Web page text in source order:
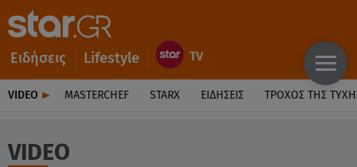
Ειδήσεις Lifestyle
VIDEO MASTERCHEF STARX ΕΙΔΉΣΕΙΣ ΤΡΟΧΌΣ ΤΗΣ
VIDEO